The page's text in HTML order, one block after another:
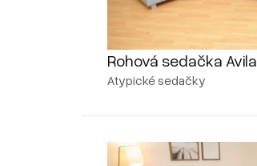
Rohová sedačka Avila
Atypické sedačky